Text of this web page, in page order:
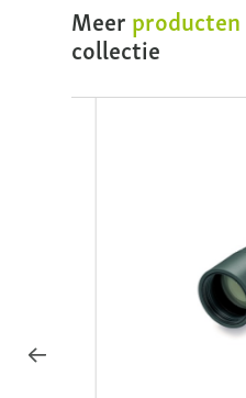
Meer producten
collectie